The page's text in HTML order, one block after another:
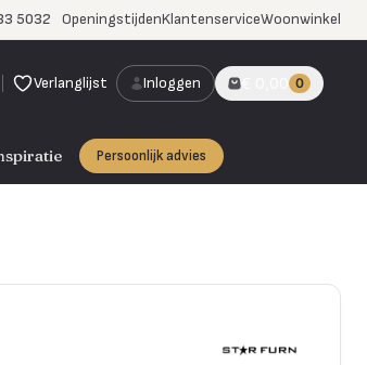
5032 OpeningstijdenKlantenserviceWoonwinkel
Verlanglijst Inloggen € 0,00 0
Persoonlijk advies